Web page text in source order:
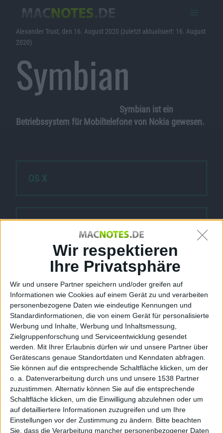
Wir respektieren
Ihre Privatsphäre
Wir und unsere Partner speichern und/oder greifen auf
Informationen wie Cookies auf einem Gerät zu und verarbeiten
personenbezogene Daten wie eindeutige Kennungen und
Standardinformationen, die von einem Gerät für personalisierte
Werbung und Inhalte, Werbung und Inhaltsmessung,
Zielgruppenforschung und Serviceentwicklung gesendet
werden.
Mit Ihrer Erlaubnis dürfen wir und unsere Partner über
Gerätescans genaue Standortdaten und Kenndaten abfragen.
Sie können auf die entsprechende Schaltfläche klicken, um der
o. a. Datenverarbeitung durch uns und unsere 1538 Partner
zuzustimmen. Alternativ können Sie auf die entsprechende
Schaltfläche klicken, um die Einwilligung abzulehnen oder um
auf detailliertere Informationen zuzugreifen und um Ihre
Einstellungen vor der Zustimmung zu ändern.
Bitte beachten
Sie, dass die Verarbeitung mancher personenbezogener Daten
Alexander Trust, den 16. August 2020 (zuletzt aktualisiert: 16. August
2020)
Symbian
Symbian ist ein
Betriebssystem für Mobiltelefone von Nokia gewesen.
OS X
Weitere Nachrichten
McAfee: Android verdrängt Symbian – bei den
am meisten angegriffenen Mobil-
Betriebssystemen
23.08.2011